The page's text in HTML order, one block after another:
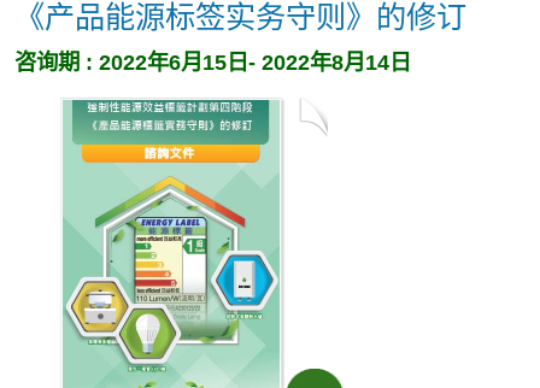
《产品能源标签实务守则》的修订
咨询期 : 2022年6月15日- 2022年8月14日